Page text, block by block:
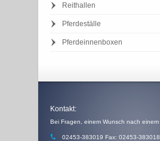
Reithallen
Pferdeställe
Pferdeinnenboxen
Kontakt:
02453-383019 Fax: 02453-383018